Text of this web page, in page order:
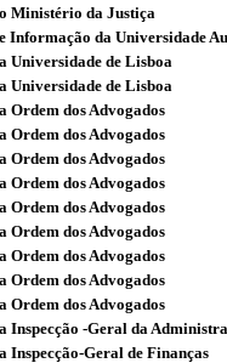
Ministério da Justiça
Informação da Universidade
Universidade de Lisboa
Universidade de Lisboa
Ordem dos Advogados
Ordem dos Advogados
Ordem dos Advogados
Ordem dos Advogados
Ordem dos Advogados
Ordem dos Advogados
Ordem dos Advogados
Ordem dos Advogados
Ordem dos Advogados
Inspecção -Geral da
Inspecção-Geral de Finanças